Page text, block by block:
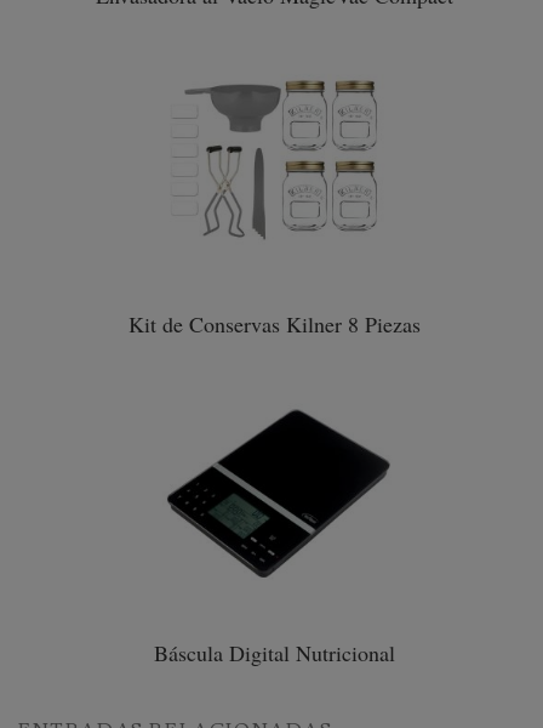
Kit de Conservas Kilner 8 Piezas
Báscula Digital Nutricional